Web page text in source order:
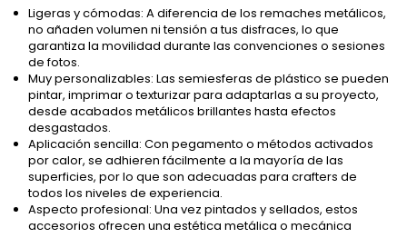
Ligeras y cómodas: A diferencia de los remaches metálicos,
no añaden volumen ni tensión a tus disfraces, lo que
garantiza la movilidad durante las convenciones o sesiones
de fotos.
Muy personalizables: Las semiesferas de plástico se pueden
pintar, imprimar o texturizar para adaptarlas a su proyecto,
desde acabados metálicos brillantes hasta efectos
desgastados.
Aplicación sencilla: Con pegamento o métodos activados
por calor, se adhieren fácilmente a la mayoría de las
superficies, por lo que son adecuadas para crafters de
todos los niveles de experiencia.
Aspecto profesional: Una vez pintados y sellados, estos
accesorios ofrecen una estética metálica o mecánica